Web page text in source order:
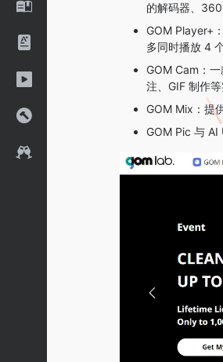
的解码器、
GOM Player+
多同时播放 4
GOM Cam：
注、GIF 制作等
GOM Mix：提
GOM Pic 与 AI